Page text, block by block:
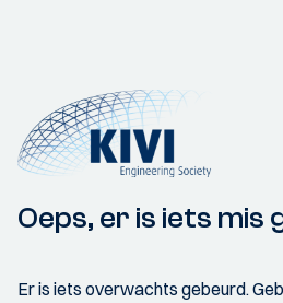
Oeps, er is iets mis
Er is iets overwachts gebeurd.